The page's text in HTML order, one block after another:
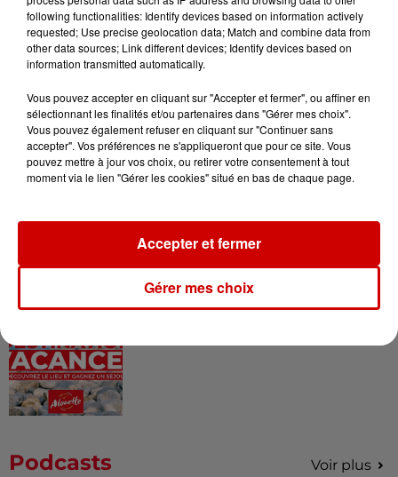
Le Duel - Gagnez vos entrées
pour l'un des zoos de nos
régions !
Destination Vacances : inscrivez-
Podcasts Voir plus
following functionalities: Identify devices based on information actively
requested; Use precise geolocation data; Match and combine data from
other data sources; Link different devices; Identify devices based on
information transmitted automatically.
Vous pouvez accepter en cliquant sur "Accepter et fermer", ou affiner en
sélectionnant les finalités et/ou partenaires dans "Gérer mes choix".
Vous pouvez également refuser en cliquant sur "Continuer sans
accepter". Vos préférences ne s'appliqueront que pour ce site. Vous
pouvez mettre à jour vos choix, ou retirer votre consentement à tout
moment via le lien "Gérer les cookies" situé en bas de chaque page.
Gérer mes choix
Accepter et fermer